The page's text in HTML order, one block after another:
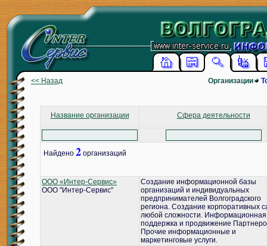
<< Назад Организации
Название организации Сфера деятельности
Найдено 2 организаций
ООО «Интер-Сервис»
ООО "Интер-Сервис"
Создание информационной базы
организаций и индивидуальных
предпринимателей Волгоградского
региона. Создание корпоративных
любой сложности. Информационная
поддержка и продвижение
Прочие информационные и
маркетинговые услуги.